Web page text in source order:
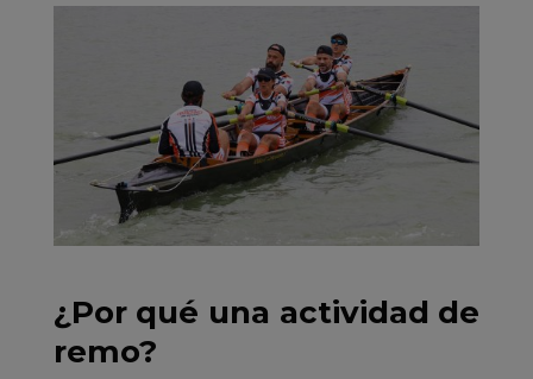
¿Por qué una actividad de
remo?